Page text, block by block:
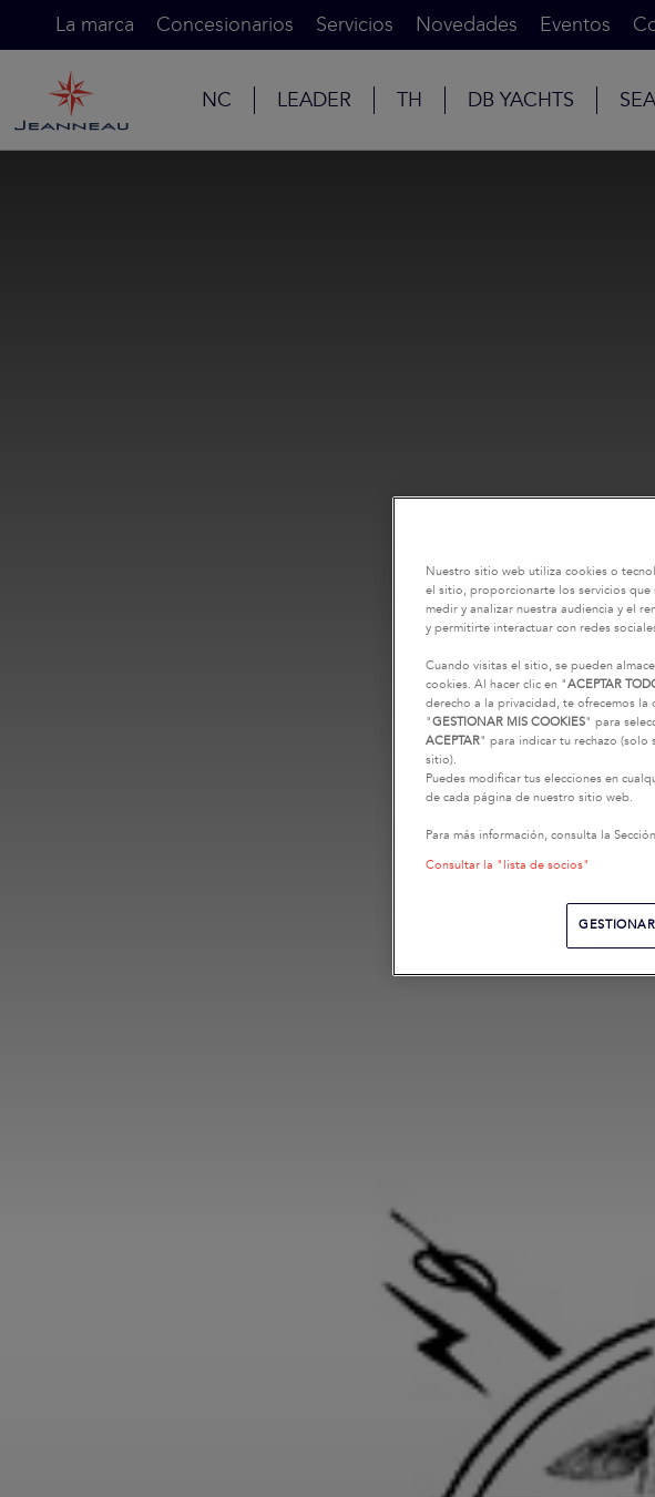
La marca Concesionarios Servicios Novedades Eventos
NC LEADER TH DB YACHTS
Nuestro sitio web utiliza cookies o
el sitio, proporcionarte los servicios
medir y analizar nuestra audiencia y el
y permitirte interactuar con redes
Cuando visitas el sitio, se pueden
cookies. Al hacer clic en "ACEPTAR
derecho a la privacidad, te ofrecemos
"GESTIONAR MIS COOKIES" para
ACEPTAR" para indicar tu rechazo (solo
sitio).
Puedes modificar tus elecciones en
de cada página de nuestro sitio web.
Para más información, consulta la
Consultar la "lista de socios"